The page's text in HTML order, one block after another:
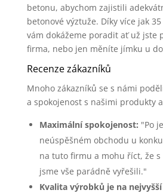
betonu, abychom zajistili
betonové výztuže. Díky více jak
vám dokážeme poradit ať už jste
firma, nebo jen měníte jímku u
Recenze zákazníků
Mnoho zákazníků se s námi
a spokojenost s našimi produkty
Maximální spokojenost: "Po
neúspěšném obchodu u
na tuto firmu a mohu říct, že s
jsme vše parádně vyřešili."
Kvalita výrobků je na